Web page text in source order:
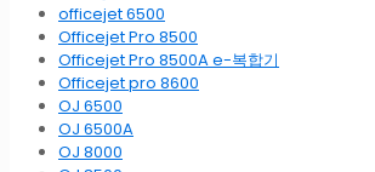
officejet 6500
Officejet Pro 8500
Officejet Pro 8500A e-복합기
Officejet pro 8600
OJ 6500
OJ 6500A
OJ 8000